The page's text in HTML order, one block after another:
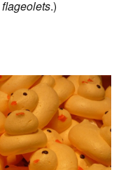
flageolets.)